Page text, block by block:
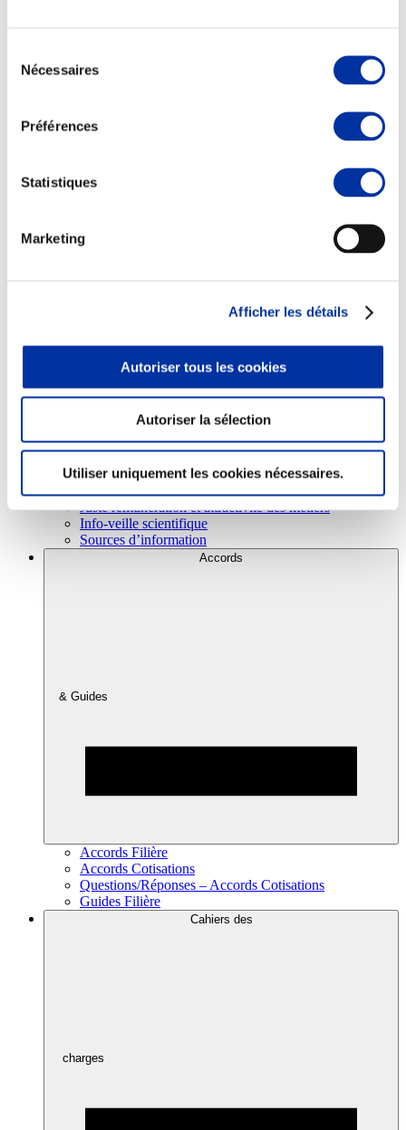
Nécessaires
Préférences
Statistiques
Marketing
Afficher les détails
Autoriser tous les cookies
Autoriser la sélection
Utiliser uniquement les cookies nécessaires.
Sécurité sanitaire
Viandes et santé
Juste rémunération et attractivité des métiers
Info-veille scientifique
Sources d’information
Accords
& Guides
Accords Filière
Accords Cotisations
Questions/Réponses – Accords Cotisations
Guides Filière
Cahiers des
charges